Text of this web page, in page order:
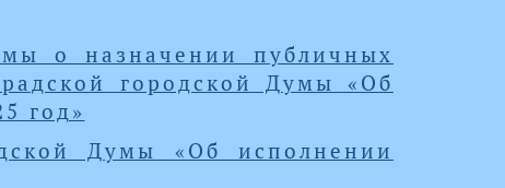
о назначении публичных
городской Думы «Об
год»
Думы «Об исполнении